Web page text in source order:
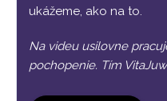
ukážeme, ako na to.
Na videu usilovne
pochopenie. Tím